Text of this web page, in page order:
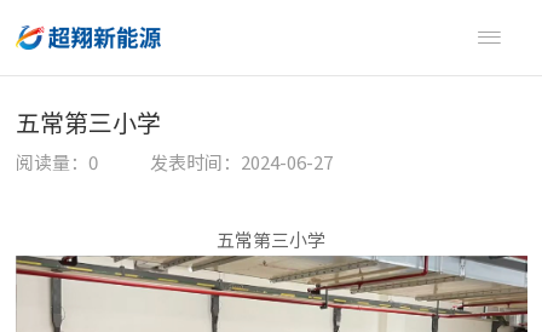

五常第三小学
阅读量： 0 发表时间：2024-06-27
五常第三小学